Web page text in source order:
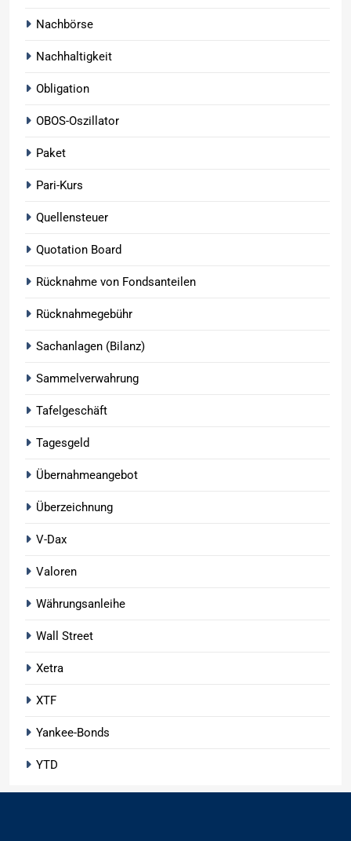
Nachbörse
Nachhaltigkeit
Obligation
OBOS-Oszillator
Paket
Pari-Kurs
Quellensteuer
Quotation Board
Rücknahme von Fondsanteilen
Rücknahmegebühr
Sachanlagen (Bilanz)
Sammelverwahrung
Tafelgeschäft
Tagesgeld
Übernahmeangebot
Überzeichnung
V-Dax
Valoren
Währungsanleihe
Wall Street
Xetra
XTF
Yankee-Bonds
YTD